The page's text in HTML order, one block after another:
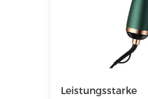
Leistungsstarke